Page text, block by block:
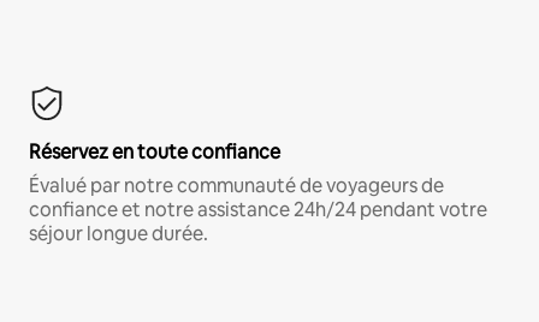
Réservez en toute confiance
Évalué par notre communauté de voyageurs de
confiance et notre assistance 24h/24 pendant votre
séjour longue durée.